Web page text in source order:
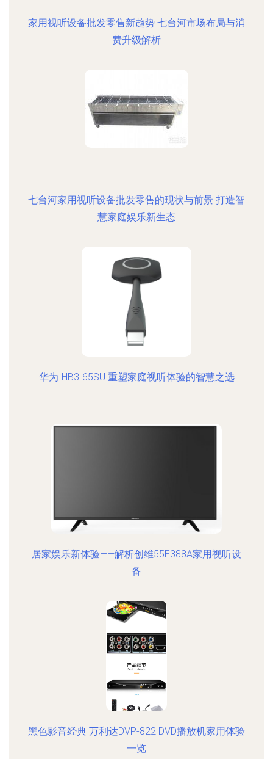
家用视听设备批发零售新趋势 七台河市场布局与消
费升级解析
七台河家用视听设备批发零售的现状与前景 打造智
慧家庭娱乐新生态
华为IHB3-65SU 重塑家庭视听体验的智慧之选
居家娱乐新体验——解析创维55E388A家用视听设
备
黑色影音经典 万利达DVP-822 DVD播放机家用体验
一览